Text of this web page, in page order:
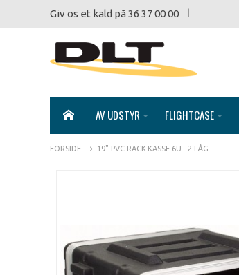
Giv os et kald på 36 37 00 00
AV UDSTYR FLIGHTCASE
FORSIDE 19" PVC RACK-KASSE 6U - 2 LÅG